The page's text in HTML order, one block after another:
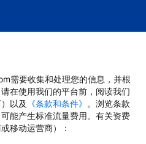
需要收集和处理您的信息，并根
在使用我们的平台前，阅读我们
以及 《条款和条件》 。浏览条款
能产生标准流量费用。有关资费
移动运营商）：